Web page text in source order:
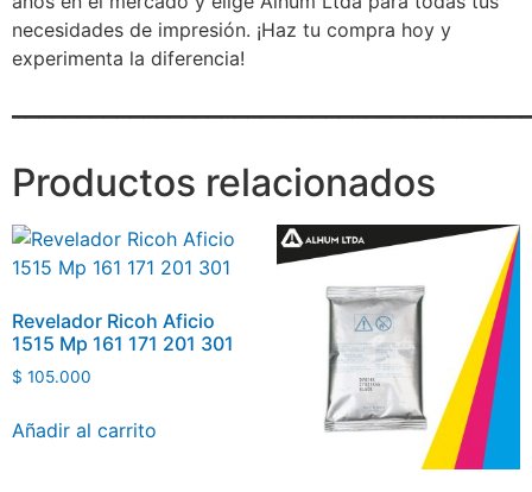
necesidades de impresión. ¡Haz tu compra hoy y
experimenta la diferencia!
Productos relacionados
Revelador Ricoh Aficio
1515 Mp 161 171 201 301
$ 105.000
Añadir al carrito